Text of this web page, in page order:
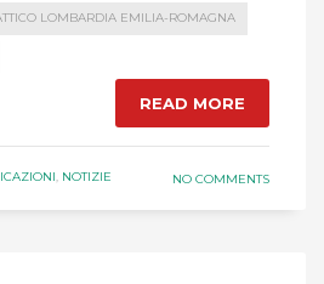
LOMBARDIA EMILIA-ROMAGNA
READ MORE
, NOTIZIE NO COMMENTS